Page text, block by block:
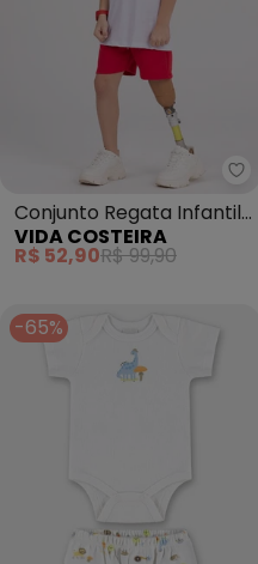
Conjunto Regata Infantil
Vida Costeira (Branco)
VIDA COSTEIRA
R$ 52,90R$ 99,90
-65%